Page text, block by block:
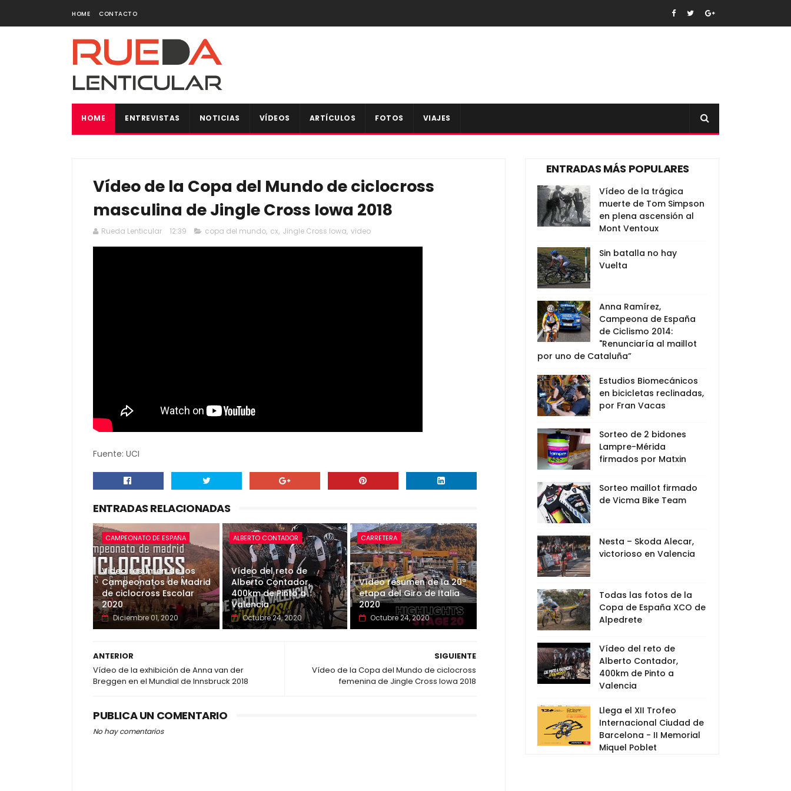
HOME CONTACTO
HOME ENTREVISTAS NOTICIAS VÍDEOS ARTÍCULOS FOTOS VIAJES
Vídeo de la Copa del Mundo de ciclocross
masculina de Jingle Cross Iowa 2018
Rueda Lenticular 12:39 copa del mundo, cx, Jingle Cross Iowa, video
Fuente: UCI
ENTRADAS RELACIONADAS
CAMPEONATO DE ESPAÑA
Video resumen de los
Campeonatos de Madrid
de ciclocross Escolar
2020
Diciembre 01, 2020
ALBERTO CONTADOR
Vídeo del reto de
Alberto Contador,
400km de Pinto a
Valencia
Octubre 24, 2020
CARRETERA
Vídeo resumen de la 20ª
etapa del Giro de Italia
2020
Octubre 24, 2020
SIGUIENTE
Vídeo de la Copa del Mundo de ciclocross
femenina de Jingle Cross Iowa 2018
ANTERIOR
Vídeo de la exhibición de Anna van der
Breggen en el Mundial de Innsbruck 2018
PUBLICA UN COMENTARIO
No hay comentarios
ENTRADAS MÁS POPULARES
Vídeo de la trágica
muerte de Tom Simpson
en plena ascensión al
Mont Ventoux
Sin batalla no hay
Vuelta
Anna Ramírez,
Campeona de España
de Ciclismo 2014:
"Renunciaría al maillot
por uno de Cataluña”
Estudios Biomecánicos
en bicicletas reclinadas,
por Fran Vacas
Sorteo de 2 bidones
Lampre-Mérida
firmados por Matxin
Sorteo maillot firmado
de Vicma Bike Team
Nesta – Skoda Alecar,
victorioso en Valencia
Todas las fotos de la
Copa de España XCO de
Alpedrete
Vídeo del reto de
Alberto Contador,
400km de Pinto a
Valencia
Llega el XII Trofeo
Internacional Ciudad de
Barcelona - II Memorial
Miquel Poblet